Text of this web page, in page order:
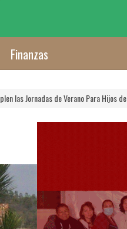
Finanzas
Verano Para Hijos de los Trabajadores…